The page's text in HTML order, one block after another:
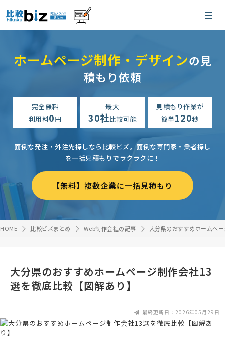
ホームページ制作・デザインの見
積もり依頼
完全無料
利用料0円
最大
30社比較可能
見積もり作業が
簡単120秒
面倒な発注・外注先探しなら比較ビズ。面倒な専門家・業者探し
を一括見積もりでラクラクに！
【無料】複数企業に一括見積もり
HOME 比較ビズまとめ Web制作会社の記事 大分県のおすすめホームペ
大分県のおすすめホームページ制作会社13
選を徹底比較【図解あり】
最終更新日：2026年05月29日